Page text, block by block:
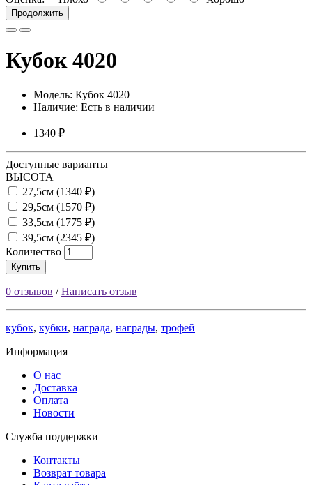
Продолжить
Кубок 4020
Модель: Кубок 4020
Наличие: Есть в наличии
1340 ₽
Доступные варианты
ВЫСОТА
27,5см (1340 ₽)
29,5см (1570 ₽)
33,5см (1775 ₽)
39,5см (2345 ₽)
Количество
Купить
0 отзывов /Написать отзыв
кубок, кубки, награда, награды, трофей
Информация
О нас
Доставка
Оплата
Новости
Служба поддержки
Контакты
Возврат товара